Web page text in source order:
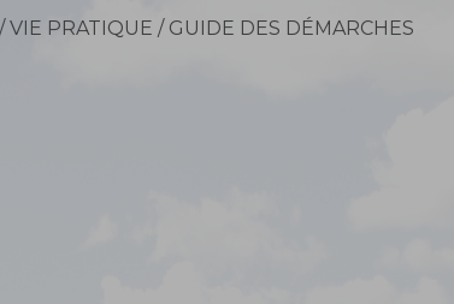
/VIE PRATIQUE / GUIDE DES DÉMARCHES